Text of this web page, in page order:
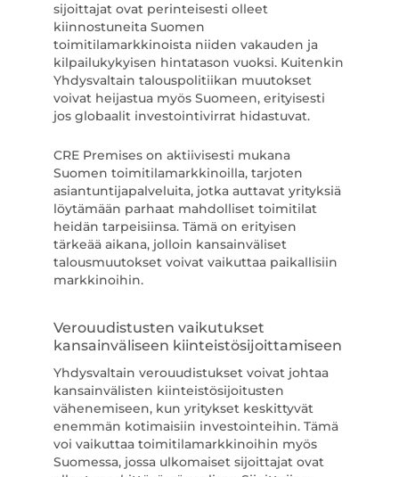
sijoittajat ovat perinteisesti olleet
kiinnostuneita Suomen
toimitilamarkkinoista niiden vakauden ja
kilpailukykyisen hintatason vuoksi. Kuitenkin
Yhdysvaltain talouspolitiikan muutokset
voivat heijastua myös Suomeen, erityisesti
jos globaalit investointivirrat hidastuvat.
CRE Premises on aktiivisesti mukana
Suomen toimitilamarkkinoilla, tarjoten
asiantuntijapalveluita, jotka auttavat yrityksiä
löytämään parhaat mahdolliset toimitilat
heidän tarpeisiinsa. Tämä on erityisen
tärkeää aikana, jolloin kansainväliset
talousmuutokset voivat vaikuttaa paikallisiin
markkinoihin.
Verouudistusten vaikutukset
kansainväliseen kiinteistösijoittamiseen
Yhdysvaltain verouudistukset voivat johtaa
kansainvälisten kiinteistösijoitusten
vähenemiseen, kun yritykset keskittyvät
enemmän kotimaisiin investointeihin. Tämä
voi vaikuttaa toimitilamarkkinoihin myös
Suomessa, jossa ulkomaiset sijoittajat ovat